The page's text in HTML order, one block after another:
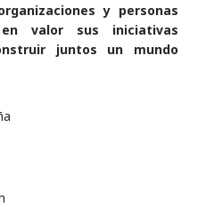
y personas
valor sus iniciativas
juntos un mundo